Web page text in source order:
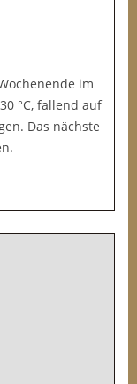
im
°C, fallend auf
Das nächste